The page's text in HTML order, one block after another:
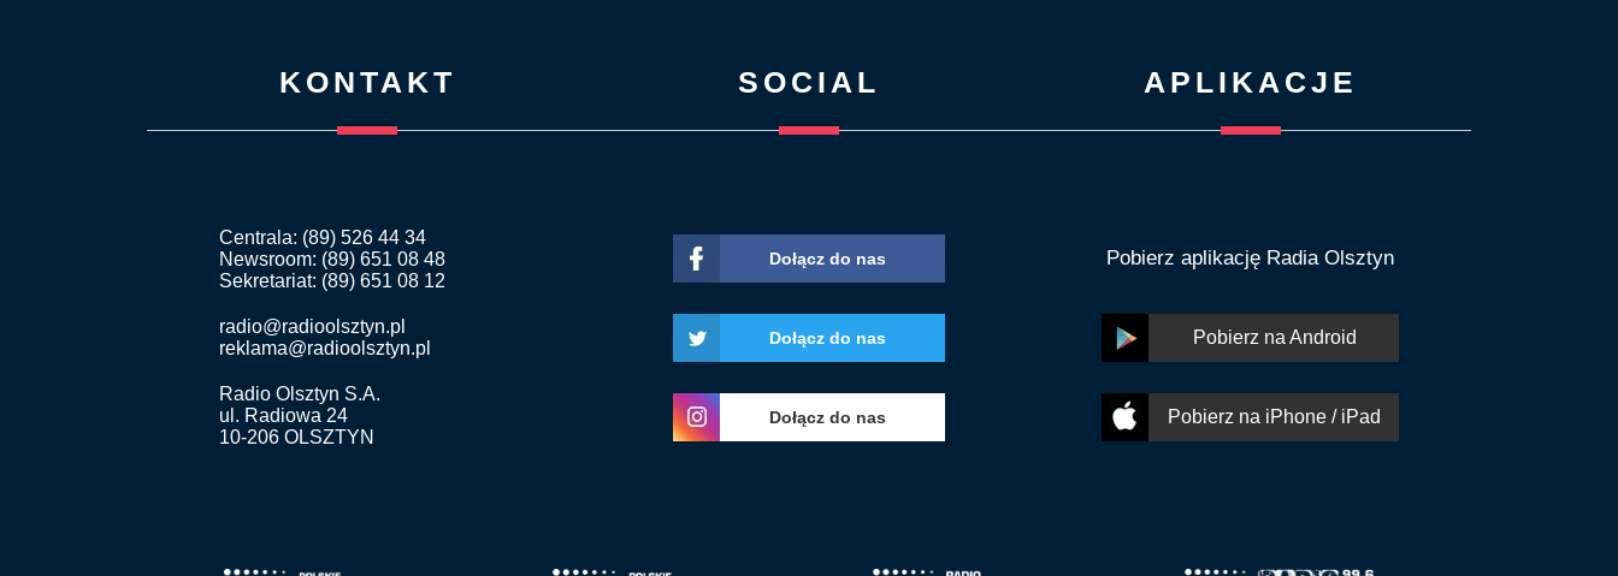
KONTAKT
Centrala: (89) 526 44 34
Newsroom: (89) 651 08 48
Sekretariat: (89) 651 08 12
radio@radioolsztyn.pl
reklama@radioolsztyn.pl
Radio Olsztyn S.A.
ul. Radiowa 24
10-206 OLSZTYN
SOCIAL
Dołącz do nas
Dołącz do nas
Dołącz do nas
APLIKACJE
Pobierz aplikację Radia Olsztyn
Pobierz na Android
Pobierz na iPhone / iPad